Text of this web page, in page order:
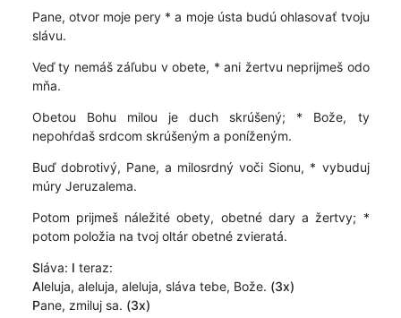
Pane, otvor moje pery * a moje ústa budú ohlasovať tvoju
slávu.
Veď ty nemáš záľubu v obete, * ani žertvu neprijmeš odo
mňa.
Obetou Bohu milou je duch skrúšený; * Bože, ty
nepohŕdaš srdcom skrúšeným a poníženým.
Buď dobrotivý, Pane, a milosrdný voči Sionu, * vybuduj
múry Jeruzalema.
Potom prijmeš náležité obety, obetné dary a žertvy; *
potom položia na tvoj oltár obetné zvieratá.
Sláva: I teraz:
Aleluja, aleluja, aleluja, sláva tebe, Bože. (3x)
Pane, zmiluj sa. (3x)